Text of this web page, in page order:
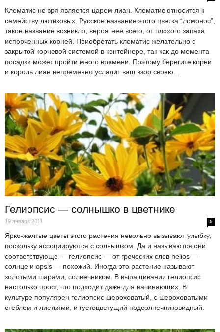
Клематис не зря является царем лиан. Клематис относится к
семейству лютиковых. Русское название этого цветка “ломонос”,
такое название возникло, вероятнее всего, от плохого запаха
испорченных корней. Приобретать клематис желательно с
закрытой корневой системой в контейнере, так как до момента
посадки может пройти много времени. Поэтому берегите корни
и король лиан непременно усладит ваш взор своею...
Гелиопсис — солнышко в цветнике
19 января 2011 5
Ярко-желтые цветы этого растения невольно вызывают улыбку,
поскольку ассоциируются с солнышком. Да и называются они
соответствующе — гелиопсис — от греческих слов helios —
солнце и opsis — похожий. Иногда это растение называют
золотыми шарами, солнечником. В выращивании гелиопсис
настолько прост, что подходит даже для начинающих. В
культуре популярен гелиопсис шероховатый, с шероховатыми
стеблем и листьями, и густоцветущий подсолнечниковидный.